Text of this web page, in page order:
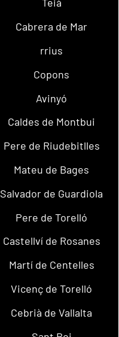
Cabrera de Mar
rrius
Copons
Avinyó
Caldes de Montbui
Pere de Riudebitlles
Mateu de Bages
Salvador de Guardiola
Pere de Torelló
Castellví de Rosanes
Martí de Centelles
Vicenç de Torelló
Cebrià de Vallalta